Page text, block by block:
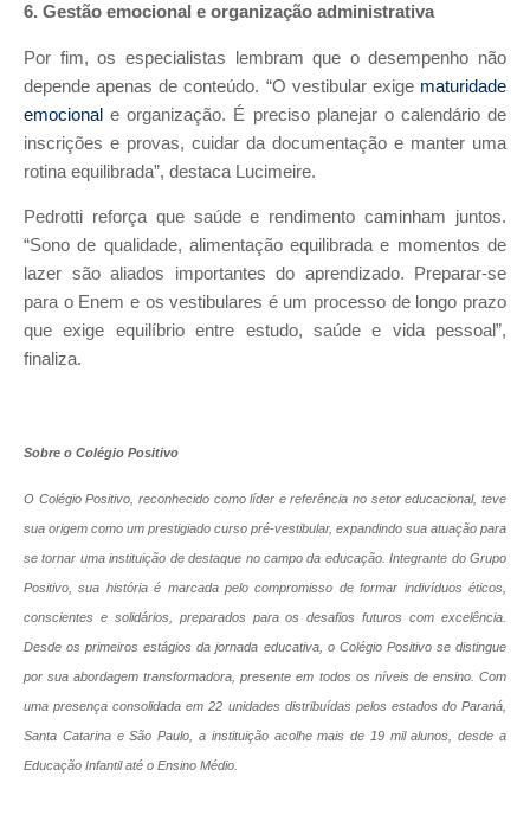
6. Gestão emocional e organização administrativa
Por fim, os especialistas lembram que o desempenho não
depende apenas de conteúdo. “O vestibular exige maturidade
emocional e organização. É preciso planejar o calendário de
inscrições e provas, cuidar da documentação e manter uma
rotina equilibrada”, destaca Lucimeire.
Pedrotti reforça que saúde e rendimento caminham juntos.
“Sono de qualidade, alimentação equilibrada e momentos de
lazer são aliados importantes do aprendizado. Preparar-se
para o Enem e os vestibulares é um processo de longo prazo
que exige equilíbrio entre estudo, saúde e vida pessoal”,
finaliza.
Sobre o Colégio Positivo
O Colégio Positivo, reconhecido como líder e referência no setor educacional, teve
sua origem como um prestigiado curso pré-vestibular, expandindo sua atuação para
se tornar uma instituição de destaque no campo da educação. Integrante do Grupo
Positivo, sua história é marcada pelo compromisso de formar indivíduos éticos,
conscientes e solidários, preparados para os desafios futuros com excelência.
Desde os primeiros estágios da jornada educativa, o Colégio Positivo se distingue
por sua abordagem transformadora, presente em todos os níveis de ensino. Com
uma presença consolidada em 22 unidades distribuídas pelos estados do Paraná,
Santa Catarina e São Paulo, a instituição acolhe mais de 19 mil alunos, desde a
Educação Infantil até o Ensino Médio.